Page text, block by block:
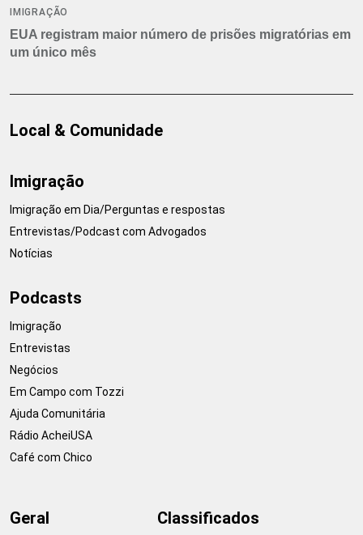
IMIGRAÇÃO
EUA registram maior número de prisões migratórias em
um único mês
Local & Comunidade
Imigração
Imigração em Dia/Perguntas e respostas
Entrevistas/Podcast com Advogados
Notícias
Podcasts
Imigração
Entrevistas
Negócios
Em Campo com Tozzi
Ajuda Comunitária
Rádio AcheiUSA
Café com Chico
Geral Classificados